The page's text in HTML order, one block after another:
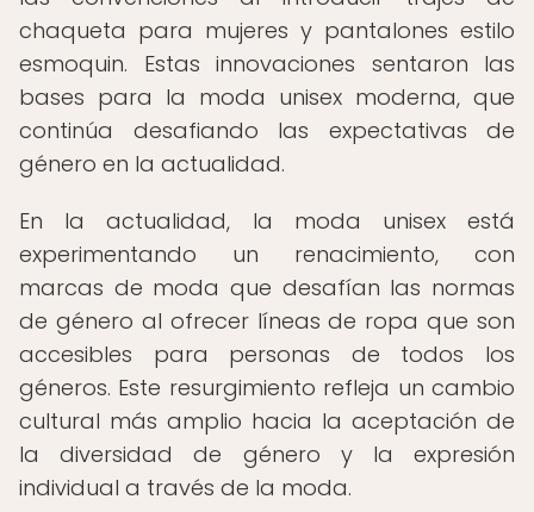
chaqueta para mujeres y pantalones estilo
esmoquin. Estas innovaciones sentaron las
bases para la moda unisex moderna, que
continúa desafiando las expectativas de
género en la actualidad.
En la actualidad, la moda unisex está
experimentando un renacimiento, con
marcas de moda que desafían las normas
de género al ofrecer líneas de ropa que son
accesibles para personas de todos los
géneros. Este resurgimiento refleja un cambio
cultural más amplio hacia la aceptación de
la diversidad de género y la expresión
individual a través de la moda.